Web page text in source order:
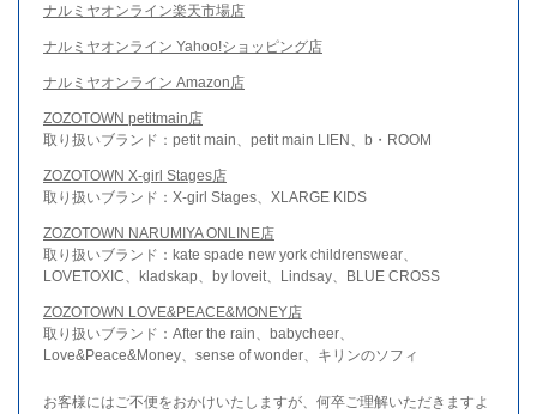
ナルミヤオンライン楽天市場店
ナルミヤオンライン Yahoo!ショッピング店
ナルミヤオンライン Amazon店
ZOZOTOWN petitmain店
取り扱いブランド：petit main、petit main LIEN、b・ROOM
ZOZOTOWN X-girl Stages店
取り扱いブランド：X-girl Stages、XLARGE KIDS
ZOZOTOWN NARUMIYA ONLINE店
取り扱いブランド：kate spade new york childrenswear、
LOVETOXIC、kladskap、by loveit、Lindsay、BLUE CROSS
ZOZOTOWN LOVE&PEACE&MONEY店
取り扱いブランド：After the rain、babycheer、
Love&Peace&Money、sense of wonder、キリンのソフィ
お客様にはご不便をおかけいたしますが、何卒ご理解いただきますよ